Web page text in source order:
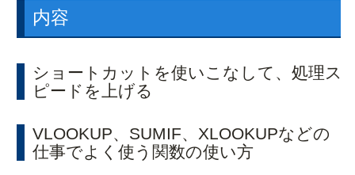
内容
ショートカットを使いこなして、処理ス
ピードを上げる
VLOOKUP、SUMIF、XLOOKUPなどの
仕事でよく使う関数の使い方